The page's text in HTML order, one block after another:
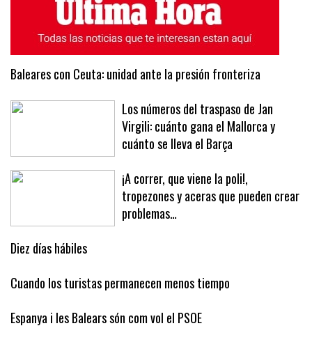
Baleares con Ceuta: unidad ante la presión fronteriza
Los números del traspaso de Jan
Virgili: cuánto gana el Mallorca y
cuánto se lleva el Barça
¡A correr, que viene la poli!,
tropezones y aceras que pueden crear
problemas…
Diez días hábiles
Cuando los turistas permanecen menos tiempo
Espanya i les Balears són com vol el PSOE